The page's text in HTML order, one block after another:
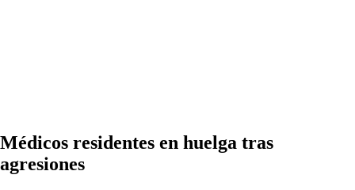
Médicos residentes en huelga tras
agresiones